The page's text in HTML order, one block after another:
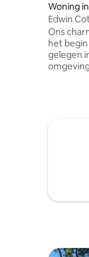
Woning
a
Edwin
huis
Ons
het
gelegen
Cottage
minuten
hebben
minder
een